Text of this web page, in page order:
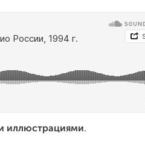
иллюстрациями.